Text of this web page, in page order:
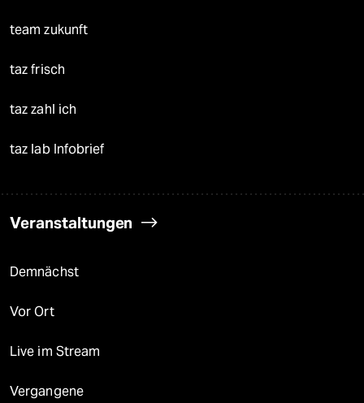
team zukunft
taz frisch
taz zahl ich
taz lab Infobrief
Veranstaltungen
Demnächst
Vor Ort
Live im Stream
Vergangene